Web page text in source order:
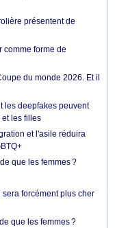
présentent de
comme forme de
du monde 2026. Et il
les deepfakes peuvent
les filles
et l'asile réduira
que les femmes ?
forcément plus cher
que les femmes ?